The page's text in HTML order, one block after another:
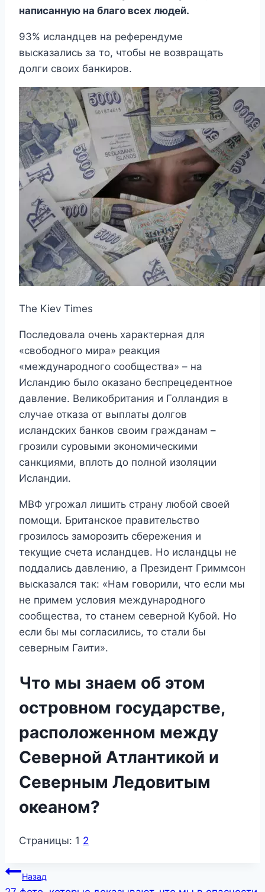
написанную на благо всех людей.
93% исландцев на референдуме
высказались за то, чтобы не возвращать
долги своих банкиров.
The Kiev Times
Последовала очень характерная для
«свободного мира» реакция
«международного сообщества» – на
Исландию было оказано беспрецедентное
давление. Великобритания и Голландия в
случае отказа от выплаты долгов
исландских банков своим гражданам –
грозили суровыми экономическими
санкциями, вплоть до полной изоляции
Исландии.
МВФ угрожал лишить страну любой своей
помощи. Британское правительство
грозилось заморозить сбережения и
текущие счета исландцев. Но исландцы не
поддались давлению, а Президент Гриммсон
высказался так: «Нам говорили, что если мы
не примем условия международного
сообщества, то станем северной Кубой. Но
если бы мы согласились, то стали бы
северным Гаити».
Что мы знаем об этом
островном государстве,
расположенном между
Северной Атлантикой и
Северным Ледовитым
океаном?
Страницы: 1 2
Навигация
Назад